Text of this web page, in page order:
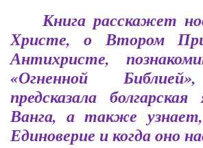
Книга расскажет
Христе, о Втором
Антихристе,
«Огненной
предсказала
Ванга, а также
Единоверие и когда оно